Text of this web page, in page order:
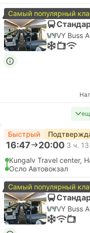
Самый популярный
VY Buss
Быстрый
16:47 20:00 3 ч.
Kungalv Travel center,
Осло Автовокзал
Самый популярный
VY Buss